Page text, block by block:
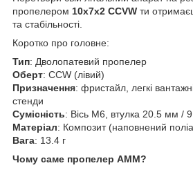
пропелером 10x7x2 CCVW ти
та стабільності.
Коротко про головне:
Тип: Дволопатевий пропелер
Оберт: CCW (лівий)
Призначення: фристайл, легкі
стенди
Сумісність: Вісь M6, втулка 20.5 мм /
Матеріал: Композит (наповнений
Вага: 13.4 г
Чому саме пропелер АММ?